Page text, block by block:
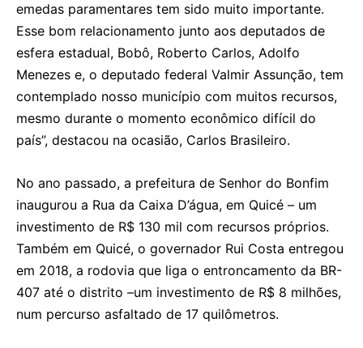
emedas paramentares tem sido muito importante.
Esse bom relacionamento junto aos deputados de
esfera estadual, Bobô, Roberto Carlos, Adolfo
Menezes e, o deputado federal Valmir Assunção, tem
contemplado nosso município com muitos recursos,
mesmo durante o momento econômico difícil do
país”, destacou na ocasião, Carlos Brasileiro.
No ano passado, a prefeitura de Senhor do Bonfim
inaugurou a Rua da Caixa D’água, em Quicé – um
investimento de R$ 130 mil com recursos próprios.
Também em Quicé, o governador Rui Costa entregou
em 2018, a rodovia que liga o entroncamento da BR-
407 até o distrito –um investimento de R$ 8 milhões,
num percurso asfaltado de 17 quilômetros.